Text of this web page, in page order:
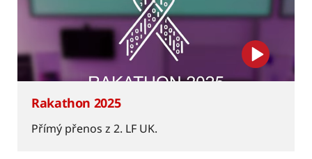
Rakathon 2025
Přímý přenos z 2. LF UK.